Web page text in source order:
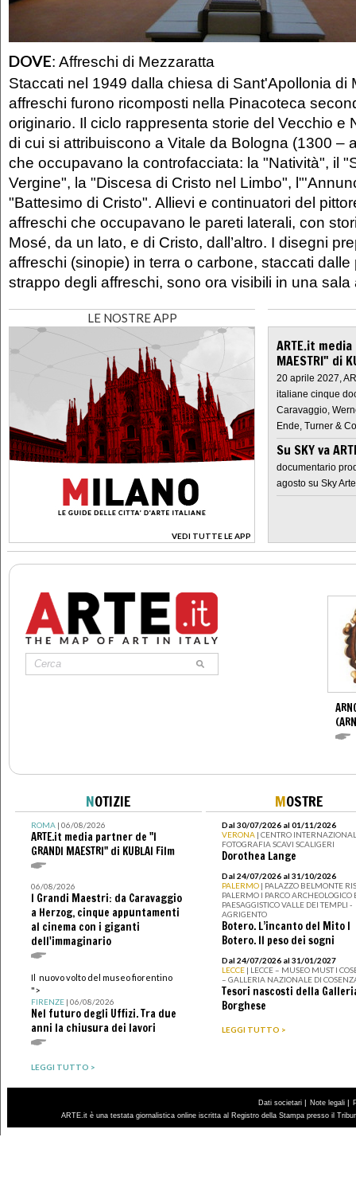
DOVE: Affreschi di Mezzaratta
Staccati nel 1949 dalla chiesa di Sant'Apollonia di
affreschi furono ricomposti nella Pinacoteca
originario. Il ciclo rappresenta storie del Vecchio e
di cui si attribuiscono a Vitale da Bologna (1300 –
che occupavano la controfacciata: la "Natività", il
Vergine", la "Discesa di Cristo nel Limbo",
"Battesimo di Cristo". Allievi e continuatori del
affreschi che occupavano le pareti laterali, con
Mosé, da un lato, e di Cristo, dall’altro. I disegni
affreschi (sinopie) in terra o carbone, staccati dalle
strappo degli affreschi, sono ora visibili in una sala
LE NOSTRE APP
VEDI TUTTE LE APP
>
ARTE.it
MAESTRI" di
20 aprile 2027,
italiane cinque
Caravaggio,
Ende, Turner &
Su SKY va
documentario
agosto su Sky Arte
NOTIZIE
ROMA| 06/08/2026
ARTE.it media partner de "I
GRANDI MAESTRI" di KUBLAI Film
06/08/2026
I Grandi Maestri: da Caravaggio
a Herzog, cinque appuntamenti
al cinema con i giganti
dell'immaginario
Il nuovo volto del museo fiorentino
">
FIRENZE| 06/08/2026
Nel futuro degli Uffizi. Tra due
anni la chiusura dei lavori
LEGGI TUTTO >
MOSTRE
Dal 30/07/2026 al 01/11/2026
VERONA | CENTRO
FOTOGRAFIA SCAVI SCALIGERI
Dorothea Lange
Dal 24/07/2026 al 31/10/2026
PALERMO | PALAZZO BELMONTE
PALERMO I PARCO ARCHEOLOGICO
PAESAGGISTICO VALLE DEI TEMPLI -
AGRIGENTO
Botero. L’incanto del Mito I
Botero. Il peso dei sogni
Dal 24/07/2026 al 31/01/2027
LECCE | LECCE – MUSEO MUST I
– GALLERIA NAZIONALE DI
Tesori nascosti della
Borghese
LEGGI TUTTO >
Dati societari | Note legali |
ARTE.it è una testata giornalistica online iscritta al Registro della Stampa presso il